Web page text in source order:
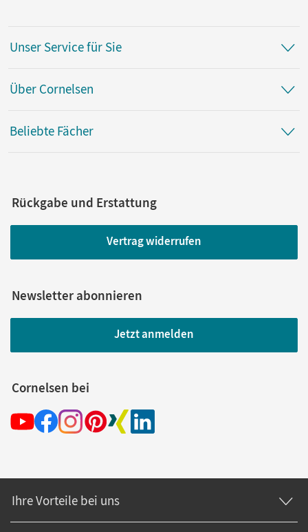
Unser Service für Sie
Über Cornelsen
Beliebte Fächer
Rückgabe und Erstattung
Vertrag widerrufen
Newsletter abonnieren
Jetzt anmelden
Cornelsen bei
Ihre Vorteile bei uns